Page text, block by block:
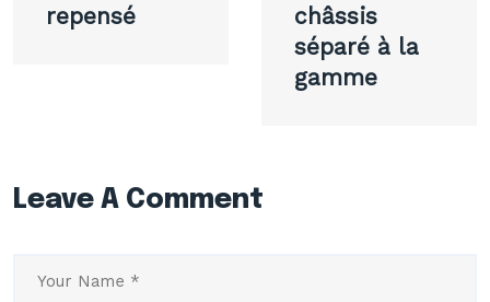
repensé
châssis
séparé à la
gamme
Leave A Comment